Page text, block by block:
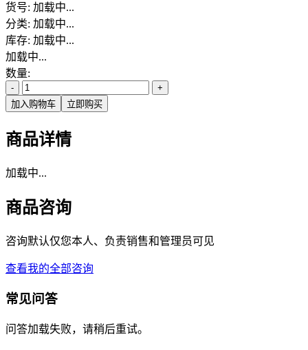
货号: 加载中...
分类: 加载中...
库存: 加载中...
加载中...
数量:
-
+
加入购物车
立即购买
商品详情
加载中...
商品咨询
咨询默认仅您本人、负责销售和管理员可见
查看我的全部咨询
常见问答
问答加载失败，请稍后重试。